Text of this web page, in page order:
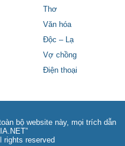
Thơ
Văn hóa
Độc – Lạ
Vợ chồng
Điện thoại
bộ website này, mọi trích dẫn
rights reserved